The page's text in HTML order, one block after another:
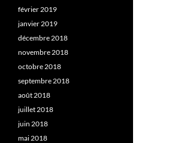
février 2019
janvier 2019
décembre 2018
novembre 2018
octobre 2018
septembre 2018
août 2018
juillet 2018
juin 2018
mai 2018